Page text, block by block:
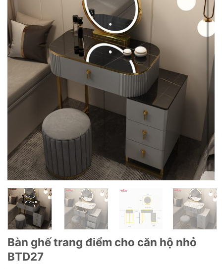
Bàn ghế trang điểm cho căn hộ nhỏ
BTD27